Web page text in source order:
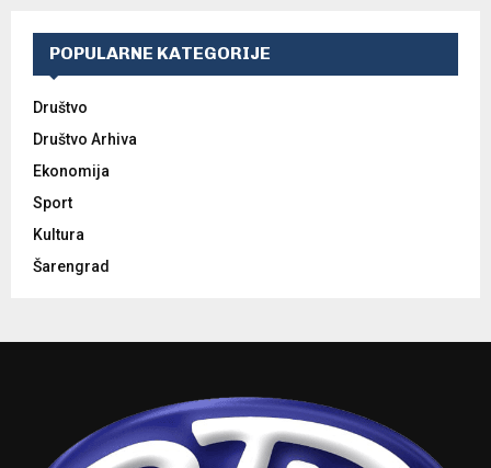
POPULARNE KATEGORIJE
Društvo
Društvo Arhiva
Ekonomija
Sport
Kultura
Šarengrad